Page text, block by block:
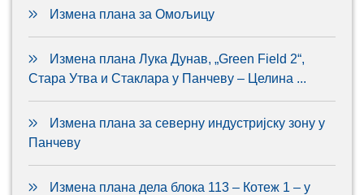
Измена плана за Омољицу
Измена плана Лука Дунав, „Green Field 2“,
Стара Утва и Стаклара у Панчеву – Целина ...
Измена плана за северну индустријску зону у
Панчеву
Измена плана дела блока 113 – Котеж 1 – у